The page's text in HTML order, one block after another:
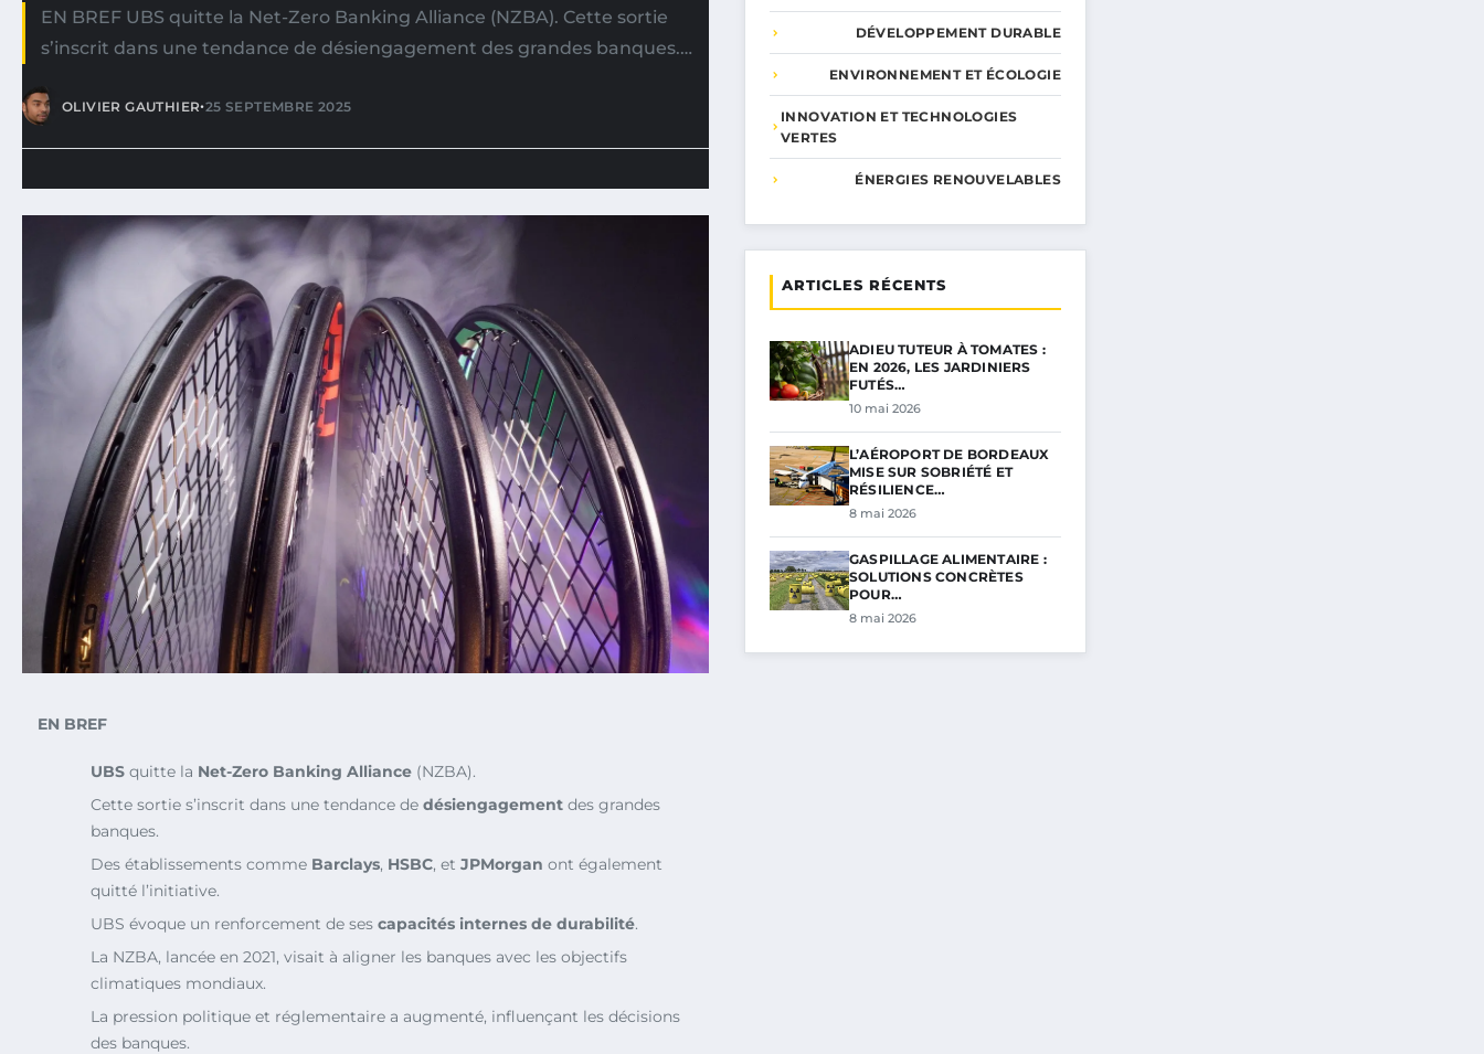
EN BREF UBS quitte la Net-Zero Banking Alliance (NZBA). Cette sortie
s’inscrit dans une tendance de désiengagement des grandes banques.…
OLIVIER GAUTHIER•25 SEPTEMBRE 2025
EN BREF
UBS quitte la Net-Zero Banking Alliance (NZBA).
Cette sortie s’inscrit dans une tendance de désiengagement des grandes
banques.
Des établissements comme Barclays, HSBC, et JPMorgan ont également
quitté l’initiative.
UBS évoque un renforcement de ses capacités internes de durabilité.
La NZBA, lancée en 2021, visait à aligner les banques avec les objectifs
climatiques mondiaux.
La pression politique et réglementaire a augmenté, influençant les décisions
des banques.
DÉVELOPPEMENT DURABLE
ENVIRONNEMENT ET ÉCOLOGIE
INNOVATION ET TECHNOLOGIES
VERTES
ÉNERGIES RENOUVELABLES
ARTICLES RÉCENTS
ADIEU TUTEUR À TOMATES :
EN 2026, LES JARDINIERS
FUTÉS…
10 mai 2026
L’AÉROPORT DE BORDEAUX
MISE SUR SOBRIÉTÉ ET
RÉSILIENCE…
8 mai 2026
GASPILLAGE ALIMENTAIRE :
SOLUTIONS CONCRÈTES
POUR…
8 mai 2026